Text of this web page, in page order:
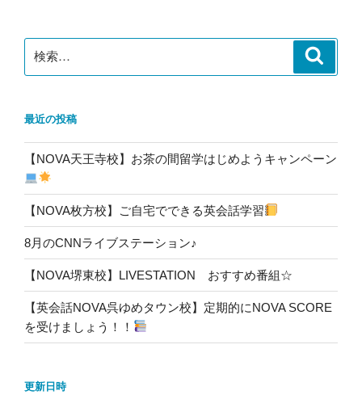
索:
最近の投稿
【NOVA天王寺校】お茶の間留学はじめようキャンペーン
【NOVA枚方校】ご自宅でできる英会話学習
8月のCNNライブステーション♪
【NOVA堺東校】LIVESTATION おすすめ番組☆
【英会話NOVA呉ゆめタウン校】定期的にNOVA SCORE
を受けましょう！！
更新日時